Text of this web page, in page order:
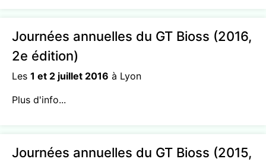
Journées annuelles du GT Bioss (2016,
2e édition)
Les 1 et 2 juillet 2016 à Lyon
Plus d'info...
Journées annuelles du GT Bioss (2015,